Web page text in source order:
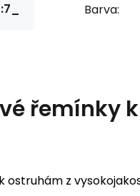
Barva:
řemínky
ostruhám z